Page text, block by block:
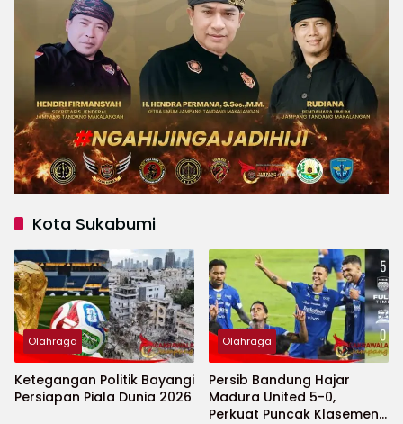
Kota Sukabumi
Olahraga
Ketegangan Politik Bayangi
Persiapan Piala Dunia 2026
Olahraga
Persib Bandung Hajar
Madura United 5-0,
Perkuat Puncak Klasemen